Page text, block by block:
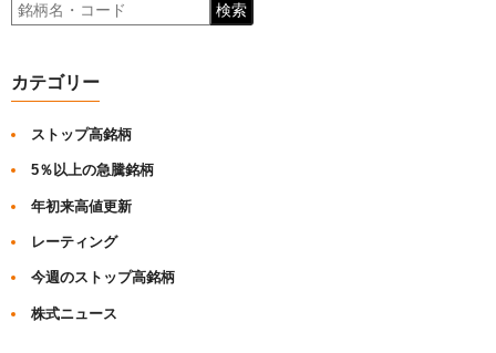
検索
カテゴリー
ストップ高銘柄
5％以上の急騰銘柄
年初来高値更新
レーティング
今週のストップ高銘柄
株式ニュース